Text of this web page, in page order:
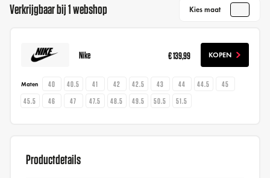
Verkrijgbaar bij 1 webshop Kies maat
Nike € 139,99 KOPEN
Maten 40 40.5 41 42 42.5 43 44 44.5
45
45.5
46 47 47.5 48.5 49.5 50.5 51.5
Productdetails